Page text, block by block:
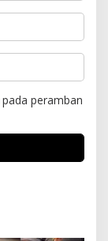
peramban